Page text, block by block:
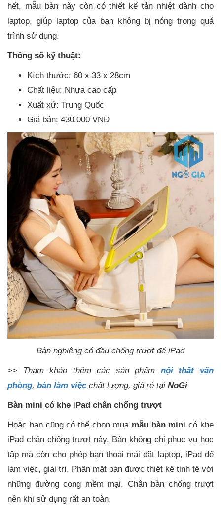
hết, mẫu bàn này còn có thiết kế tản nhiệt dành cho
laptop, giúp laptop của bạn không bị nóng trong quá
trình sử dụng.
Thông số kỹ thuật:
Kích thước: 60 x 33 x 28cm
Chất liệu: Nhựa cao cấp
Xuất xứ: Trung Quốc
Giá bán: 430.000 VNĐ
Bàn nghiêng có đầu chống trượt để iPad
>> Tham khảo thêm các sản phẩm nội thất văn
phòng, bàn làm việc chất lượng, giá rẻ tại NoGi
Bàn mini có khe iPad chân chống trượt
Hoặc bạn cũng có thể chọn mua mẫu bàn mini có khe
iPad chân chống trượt này. Bàn không chỉ phục vụ học
tập mà còn cho phép bạn thoải mái đặt laptop, iPad để
làm việc, giải trí. Phần mặt bàn được thiết kế tinh tế với
những đường cong mềm mại. Chân bàn chống trượt
nên khi sử dụng rất an toàn.